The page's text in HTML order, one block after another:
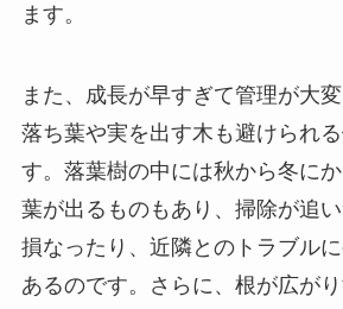
ます。
また、成長が早すぎて管理が大
落ち葉や実を出す木も避けられ
す。落葉樹の中には秋から冬に
葉が出るものもあり、掃除が追
損なったり、近隣とのトラブル
あるのです。さらに、根が広が